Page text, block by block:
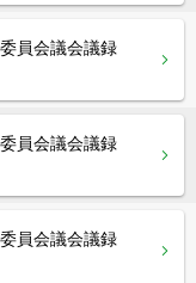
員会議会議録
員会議会議録
員会議会議録